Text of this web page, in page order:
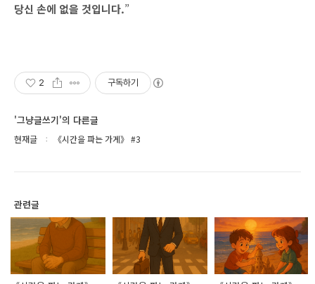
당신 손에 없을 것입니다.”
2 구독하기
'그냥글쓰기'의 다른글
현재글 《시간을 파는 가게》 #3
관련글